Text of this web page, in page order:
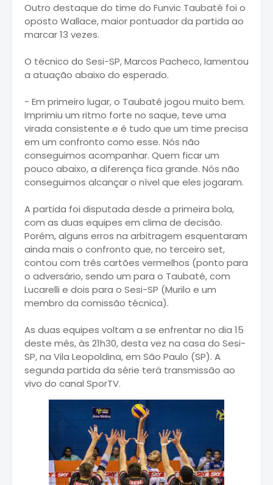
Outro destaque do time do Funvic Taubaté foi o
oposto Wallace, maior pontuador da partida ao
marcar 13 vezes.
O técnico do Sesi-SP, Marcos Pacheco, lamentou
a atuação abaixo do esperado.
- Em primeiro lugar, o Taubaté jogou muito bem.
Imprimiu um ritmo forte no saque, teve uma
virada consistente e é tudo que um time precisa
em um confronto como esse. Nós não
conseguimos acompanhar. Quem ficar um
pouco abaixo, a diferença fica grande. Nós não
conseguimos alcançar o nível que eles jogaram.
A partida foi disputada desde a primeira bola,
com as duas equipes em clima de decisão.
Porém, alguns erros na arbitragem esquentaram
ainda mais o confronto que, no terceiro set,
contou com três cartões vermelhos (ponto para
o adversário, sendo um para o Taubaté, com
Lucarelli e dois para o Sesi-SP (Murilo e um
membro da comissão técnica).
As duas equipes voltam a se enfrentar no dia 15
deste mês, às 21h30, desta vez na casa do Sesi-
SP, na Vila Leopoldina, em São Paulo (SP). A
segunda partida da série terá transmissão ao
vivo do canal SporTV.